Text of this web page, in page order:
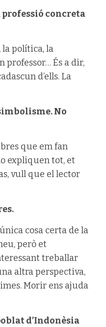
professió concreta
la política, la
professor… És a dir,
d’ells. La
No
que em fan
expliquen tot, et
vull que el lector
cosa certa de la
però et
treballar
altra perspectiva,
Morir ens ajuda
d’Indonèsia